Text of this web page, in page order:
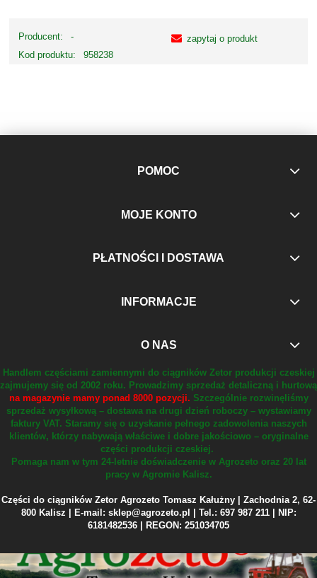
Producent:
-
Kod produktu:
958238
zapytaj o produkt
POMOC
MOJE KONTO
PŁATNOŚCI I DOSTAWA
INFORMACJE
O NAS
Handlem częściami zamiennymi do ciągników Zetor produkcji czeskiej
zajmujemy się od 2002 roku. Prowadzimy sprzedaż detaliczną i hurtową
na magazynie mamy ponad 8000 pozycji. Szczególnie rozwinęliśmy
sprzedaż wysyłkową – dostawa na drugi dzień roboczy – wystawiamy
faktury VAT. Staramy się o uzyskanie pełnego zadowolenia naszych
klientów, którzy nabywają właściwe i dobre jakościowo – oryginalne
części produkcji czeskiej.
Pomaga nam w tym 24-letnie doświadczenie w Agrozeto oraz 20 lat
pracy w Agromie Kalisz.
Części do ciągników Zetor Agrozeto Tomasz Kałużny | Zachodnia 2, 62-
800 Kalisz | E-mail: sklep@agrozeto.pl | Tel.: 697 987 211 | NIP:
6181482536 | REGON: 251034705